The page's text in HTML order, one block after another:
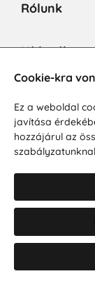
Rólunk
Hírlevél
Hozzájárulok
Személyes
Cookie-kra
Ez a weboldal
javítása
hozzájárul az